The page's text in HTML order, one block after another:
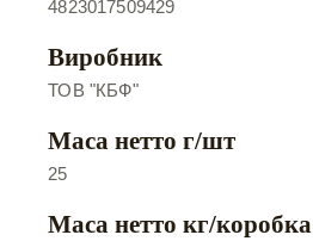
4823017509429
Виробник
ТОВ "КБФ"
Маса нетто г/шт
25
Маса нетто кг/коробка